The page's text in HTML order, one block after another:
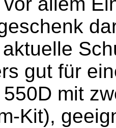
gut für
mit
Kit),